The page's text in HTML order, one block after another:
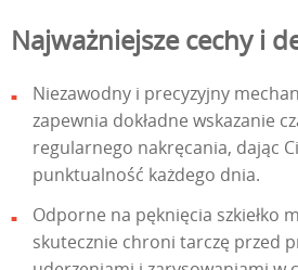
Najważniejsze cechy i
Niezawodny i precyzyjny
zapewnia dokładne wskazanie
regularnego nakręcania, dając
punktualność każdego dnia.
Odporne na pęknięcia szkiełko
skutecznie chroni tarczę przed